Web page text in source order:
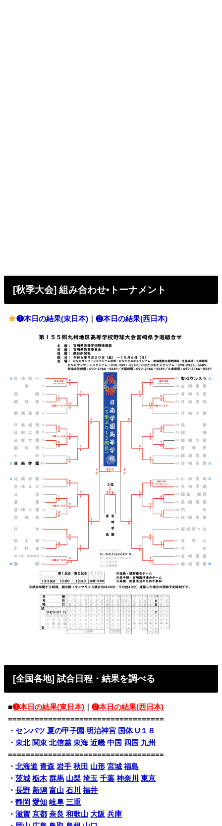
[秋季大会] 組み合わせ•トーナメント
❶本日の結果(東日本) ｜❷本日の結果(西日本)
[全国各地] 試合日程・結果を調べる
■❶本日の結果(東日本) ｜❷本日の結果(西日本)
===================================
・ センバツ 夏の甲子園 明治神宮 国体 U１８
・東北 関東 北信越 東海 近畿 中国 四国 九州
===================================
・北海道 青森 岩手 秋田 山形 宮城 福島
・茨城 栃木 群馬 山梨 埼玉 千葉 神奈川 東京
・長野 新潟 富山 石川 福井
・静岡 愛知 岐阜 三重
・滋賀 京都 奈良 和歌山 大阪 兵庫